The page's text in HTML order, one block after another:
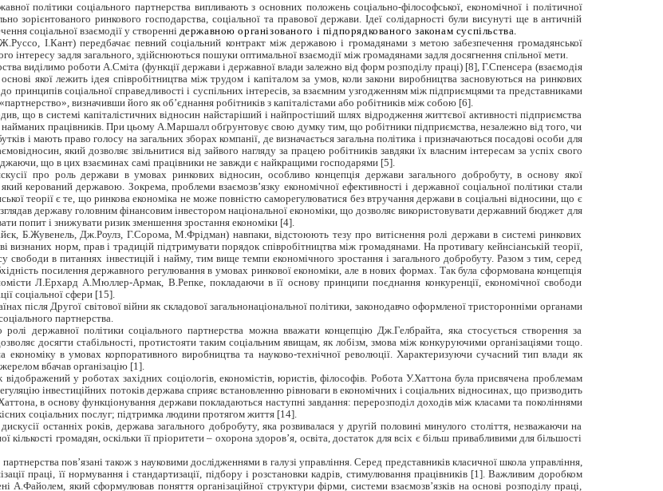
політики соціального партнерства випливають з основних положень соціально-філософської, економічної і політичної
зорієнтованого ринкового господарства, соціальної та правової держави. Ідеї солідарності були висунуті ще в античній
соціальної взаємодії у створенні державною організованого і підпорядкованого законам суспільства.
І.Кант) передбачає певний соціальний контракт між державою і громадянами з метою забезпечення громадянської
інтересу задля загального, здійснюються пошуки оптимальної взаємодії між громадянами задля досягнення спільної мети.
виділимо роботи А.Сміта (функції держави і державної влади залежно від форм розподілу праці) [8], Г.Спенсера (взаємодія
якої лежить ідея співробітництва між трудом і капіталом за умов, коли закони виробництва засновуються на ринкових
принципів соціальної справедливості і суспільних інтересів, за взаємним узгодженням між підприємцями та представниками
визначивши його як об’єднання робітників з капіталістами або робітників між собою [6].
що в системі капіталістичних відносин найстаріший і найпростіший шлях відродження життєвої активності підприємства
працівників. При цьому А.Маршалл обґрунтовує свою думку тим, що робітники підприємства, незалежно від того, чи
і мають право голосу на загальних зборах компанії, де визначається загальна політика і призначаються посадові особи для
який дозволяє звільнитися від зайвого нагляду за працею робітників завдяки їх власним інтересам за успіх свого
що в цих взаєминах самі працівники не завжди є найкращими господарями [5].
про роль держави в умовах ринкових відносин, особливо концепція держави загального добробуту, в основу якої
керований державою. Зокрема, проблеми взаємозв’язку економічної ефективності і державної соціальної політики стали
теорії є те, що ринкова економіка не може повністю саморегулюватися без втручання держави в соціальні відносини, що є
державу головним фінансовим інвестором національної економіки, що дозволяє використовувати державний бюджет для
попит і знижувати ризик зменшення зростання економіки [4].
Б.Жувенель, Дж.Роулз, Г.Сорома, М.Фрідман) навпаки, відстоюють тезу про витіснення ролі держави в системі ринкових
визнаних норм, прав і традицій підтримувати порядок співробітництва між громадянами. На противагу кейнсіанській теорії,
в питаннях інвестицій і найму, тим вище темпи економічного зростання і загального добробуту. Разом з тим, серед
посилення державного регулювання в умовах ринкової економіки, але в нових формах. Так була сформована концепція
Л.Ерхард А.Мюллер-Армак, В.Репке, покладаючи в її основу принципи поєднання конкуренції, економічної свободи
соціальної сфери [15].
після Другої світової війни як складової загальнонаціональної політики, законодавчо оформленої тристоронніми органами
партнерства.
державної політики соціального партнерства можна вважати концепцію Дж.Гелбрайта, яка стосується створення за
досягти стабільності, протистояти таким соціальним явищам, як лобізм, змова між конкуруючими організаціями тощо.
в умовах корпоративного виробництва та науково-технічної революції. Характеризуючи сучасний тип влади як
вбачав організацію [1].
у роботах західних соціологів, економістів, юристів, філософів. Робота У.Хаттона була присвячена проблемам
інвестиційних потоків держава сприяє встановленню рівноваги в економічних і соціальних відносинах, що призводить
в основу функціонування держави покладаються наступні завдання: перерозподіл доходів між класами та поколіннями
соціальних послуг; підтримка людини протягом життя [14].
останніх років, держава загального добробуту, яка розвивалася у другій половині минулого століття, незважаючи на
громадян, оскільки її пріоритети – охорона здоров’я, освіта, достаток для всіх є більш привабливими для більшості
пов’язані також з науковими дослідженнями в галузі управління. Серед представників класичної школа управління,
праці, її нормування і стандартизації, підбору і розстановки кадрів, стимулювання працівників [1]. Важливим доробком
А.Файолем, який сформулював поняття організаційної структури фірми, системи взаємозв’язків на основі розподілу праці,